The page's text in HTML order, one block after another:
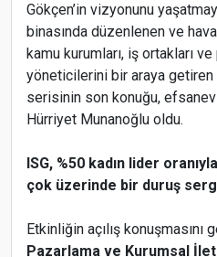
Gökçen’in vizyonunu
binasında düzenlenen ve
kamu kurumları, iş ortakları
yöneticilerini bir araya getiren
serisinin son konuğu,
Hürriyet Munanoğlu oldu.
ISG, %50 kadın lider
çok üzerinde bir duruş
Etkinliğin açılış konuşmasını
Pazarlama ve Kurumsal